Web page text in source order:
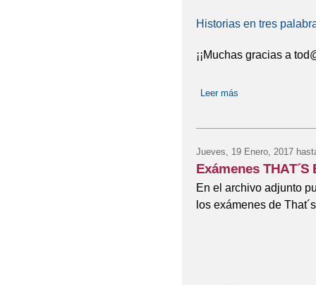
Historias en tres
¡¡Muchas gracias a
Leer más
Jueves, 19 Enero, 2017
Exámenes THAT´S
En el archivo adjunto
los exámenes de